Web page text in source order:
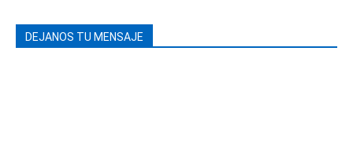
DEJANOS TU MENSAJE